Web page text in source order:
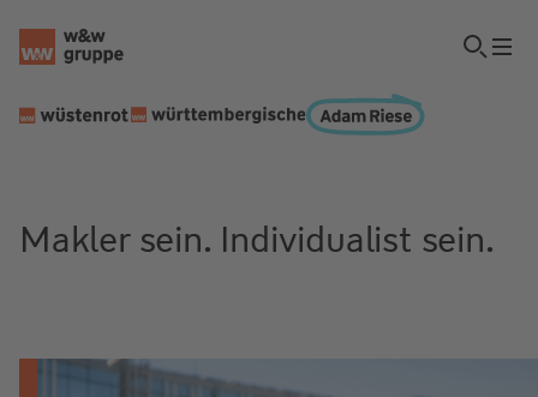
Makler sein. Individualist sein.